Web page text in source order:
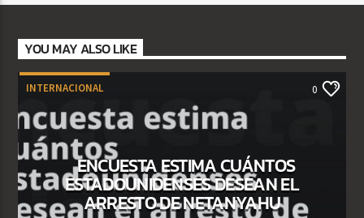
YOU MAY ALSO LIKE
INTERNACIONAL 0
ENCUESTA ESTIMA CUÁNTOS
ESTADOUNIDENSES DESEAN EL
ARRESTO DE NETANYAHU